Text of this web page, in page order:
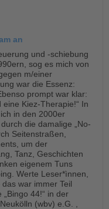
an
und -schiebung
sog es mich von
m/einer
war die Essenz:
prompt war klar:
eine Kiez-Therapie!“ In
in den 2000er
die damalige „No-
Seitenstraßen,
um der
Tanz, Geschichten
eigenem Tuns
Werte Leser*ìnnen,
war immer Teil
44!“ in der
(wbv) e.G. ,